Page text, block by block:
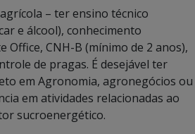
– ter ensino técnico
e álcool), conhecimento
Office, CNH-B (mínimo de 2 anos),
de pragas. É desejável ter
em Agronomia, agronegócios ou
em atividades relacionadas ao
sucroenergético.